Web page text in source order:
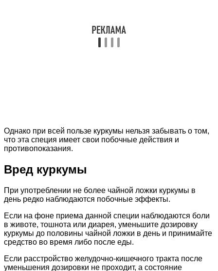
Однако при всей пользе куркумы нельзя забывать о том,
что эта специя имеет свои побочные действия и
противопоказания.
Вред куркумы
При употреблении не более чайной ложки куркумы в
день редко наблюдаются побочные эффекты.
Если на фоне приема данной специи наблюдаются боли
в животе, тошнота или диарея, уменьшите дозировку
куркумы до половины чайной ложки в день и принимайте
средство во время либо после еды.
Если расстройство желудочно-кишечного тракта после
уменьшения дозировки не проходит, а состояние